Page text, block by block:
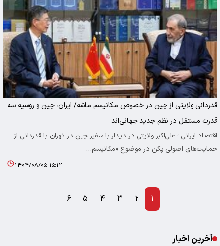
قدردانی ولایتی از چین در خصوص مکانیسم ماشه/ ایران، چین و روسیه سه
قدرت مستقل در نظم جدید جهانی‌اند
اقتصاد ایرانی ؛ علی‌اکبر ولایتی در دیدار با سفیر چین در تهران با قدردانی از
حمایت‌های اصولی پکن در موضوع «مکانیسم…
۱۴۰۴/۰۸/۰۵ ۱۵:۱۲
۱ ۲ ۳ ۴ ۵ ۶
آخرین اخبار